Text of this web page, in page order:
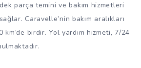
parça temini ve bakım hizmetleri
Caravelle’nin bakım aralıkları
km’de birdir. Yol yardım hizmeti, 7/24